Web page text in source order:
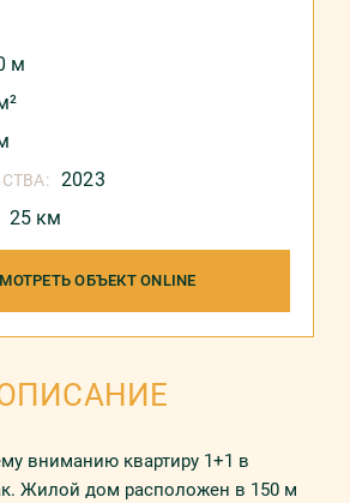
м
2023
25 км
ОБЪЕКТ ONLINE
вниманию квартиру 1+1 в
Жилой дом расположен в 150 м